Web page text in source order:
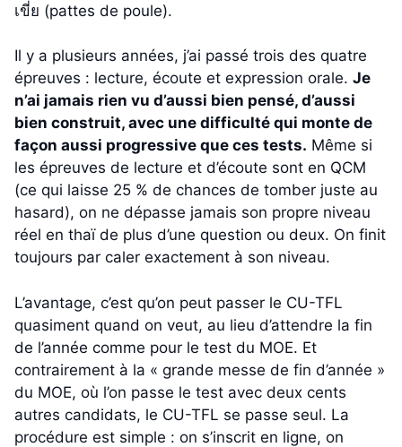
เขี่ย (pattes de poule).
Il y a plusieurs années, j’ai passé trois des quatre
épreuves : lecture, écoute et expression orale. Je
n’ai jamais rien vu d’aussi bien pensé, d’aussi
bien construit, avec une difficulté qui monte de
façon aussi progressive que ces tests. Même si
les épreuves de lecture et d’écoute sont en QCM
(ce qui laisse 25 % de chances de tomber juste au
hasard), on ne dépasse jamais son propre niveau
réel en thaï de plus d’une question ou deux. On finit
toujours par caler exactement à son niveau.
L’avantage, c’est qu’on peut passer le CU-TFL
quasiment quand on veut, au lieu d’attendre la fin
de l’année comme pour le test du MOE. Et
contrairement à la « grande messe de fin d’année »
du MOE, où l’on passe le test avec deux cents
autres candidats, le CU-TFL se passe seul. La
procédure est simple : on s’inscrit en ligne, on